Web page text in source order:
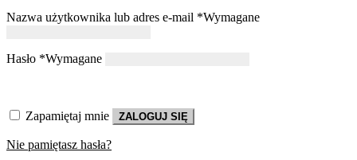
Nazwa użytkownika lub adres e-mail *Wymagane
Hasło *Wymagane
Zapamiętaj mnie ZALOGUJ SIĘ
Nie pamiętasz hasła?